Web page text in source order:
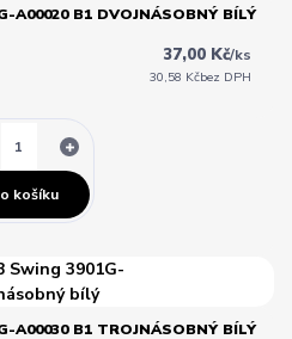
A00020 B1 DVOJNÁSOBNÝ BÍLÝ
37,00 Kč/ks
30,58 Kčbez DPH
košíku
A00030 B1 TROJNÁSOBNÝ BÍLÝ